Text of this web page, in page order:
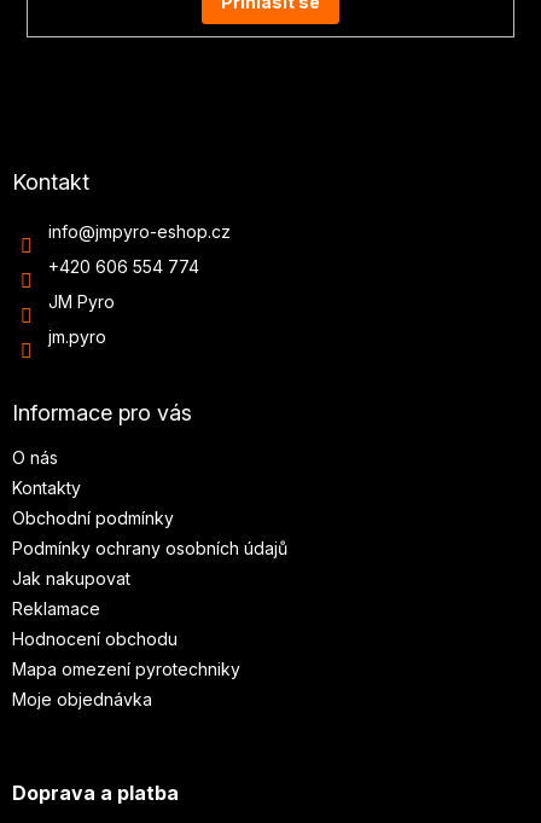
Kontakt
info@jmpyro-eshop.cz
+420 606 554 774
JM Pyro
jm.pyro
Informace pro vás
O nás
Kontakty
Obchodní podmínky
Podmínky ochrany osobních údajů
Jak nakupovat
Reklamace
Hodnocení obchodu
Mapa omezení pyrotechniky
Moje objednávka
Doprava a platba